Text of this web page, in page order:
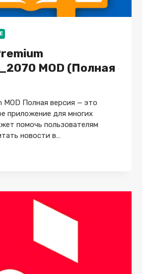
MOD (Полная
MOD Полная версия — это
приложение для многих
помочь пользователям
новости в…